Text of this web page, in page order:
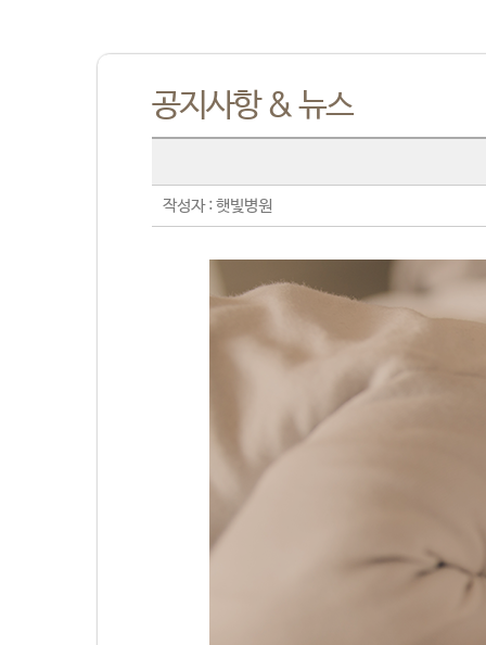
공지사항 & 뉴스
작성자 : 햇빛병원